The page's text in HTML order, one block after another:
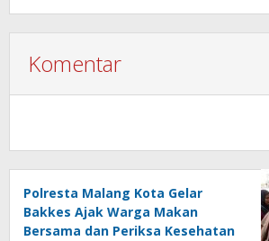
Komentar
Polresta Malang Kota Gelar
Bakkes Ajak Warga Makan
Bersama dan Periksa Kesehatan